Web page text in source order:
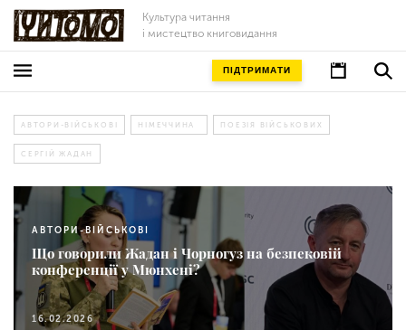
Культура читання
і мистецтво книговидання
ПІДТРИМАТИ
АВТОРИ-ВІЙСЬКОВІ НІМЕЧЧИНА ПОЕЗІЯ ВІЙСЬКОВИХ
СЕРГІЙ ЖАДАН
АВТОРИ-ВІЙСЬКОВІ
Що говорили Жадан і Чорногуз на безпековій
конференції у Мюнхені?
16.02.2026